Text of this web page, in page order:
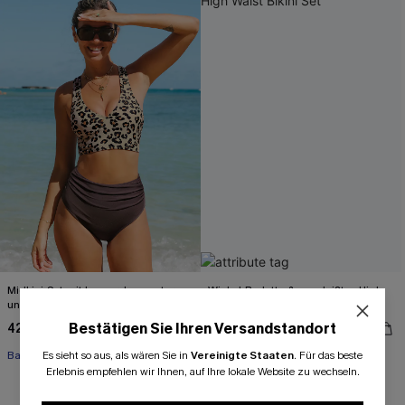
Midkini-Set mit Leopardenmuster
und hoher Taille
42,00 €
Bauch Kontrolle
Wickel-Bralette & gespleißtes High
40,00 €44,00 €
Bestätigen Sie Ihren Versandstandort
Es sieht so aus, als wären Sie in Vereinigte Staaten. Für das beste
Erlebnis empfehlen wir Ihnen, auf Ihre lokale Website zu wechseln.